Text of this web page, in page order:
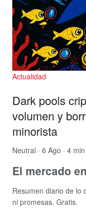
Actualidad
Dark pools
volumen y
minorista
Neutral · 6 Ago · 4 min
El mercado
Resumen diario de lo
ni promesas. Gratis.